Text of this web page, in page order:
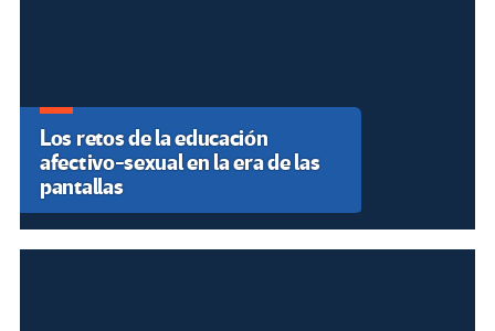
Los retos de la educación
afectivo-sexual en la era de las
pantallas